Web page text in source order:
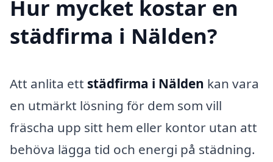
Hur mycket kostar en
städfirma i Nälden?
Att anlita ett städfirma i Nälden kan vara
en utmärkt lösning för dem som vill
fräscha upp sitt hem eller kontor utan att
behöva lägga tid och energi på städning.